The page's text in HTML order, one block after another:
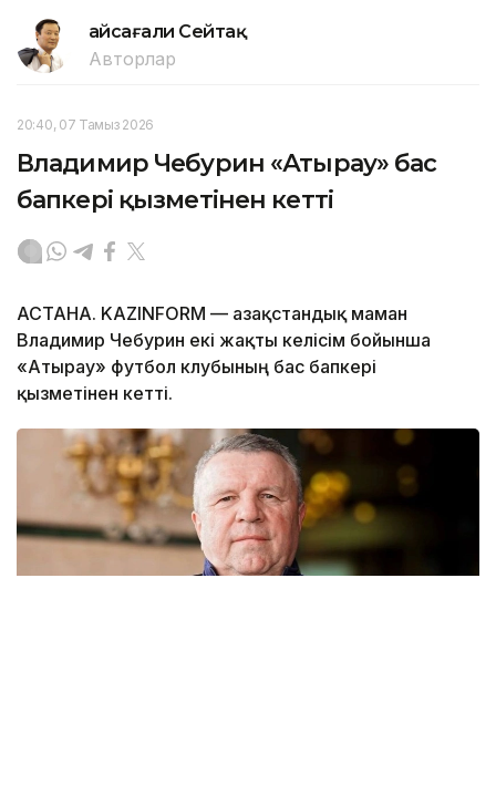
Ғайсағали Сейтақ
Авторлар
20:40, 07 Тамыз 2026
Владимир Чебурин «Атырау» бас
бапкері қызметінен кетті
АСТАНА. KAZINFORM — Қазақстандық маман
Владимир Чебурин екі жақты келісім бойынша
«Атырау» футбол клубының бас бапкері
қызметінен кетті.